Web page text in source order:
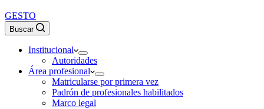
GESTO
Buscar
Institucional
Autoridades
Área profesional
Matricularse por primera vez
Padrón de profesionales habilitados
Marco legal